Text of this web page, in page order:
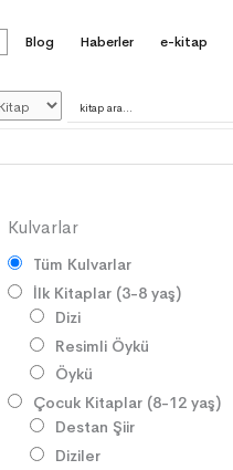
Blog Haberler e-kitap
Kulvarlar
Tüm Kulvarlar
İlk Kitaplar (3-8 yaş)
Dizi
Resimli Öykü
Öykü
Çocuk Kitaplar (8-12 yaş)
Destan Şiir
Diziler